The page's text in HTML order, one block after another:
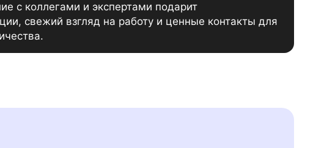
с коллегами и экспертами подарит
свежий взгляд на работу и ценные контакты для